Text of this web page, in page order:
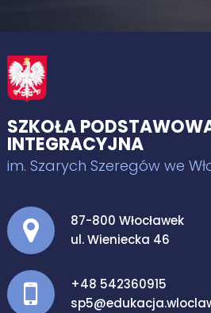
SZKOŁA
INTEGRACYJNA
im. Szarych Szeregów we
Adres pocztowy:
87-800 Włocławek
ul. Wieniecka 46
+48 542360915